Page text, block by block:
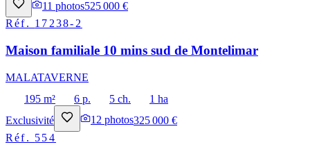
11 photos525 000 €
Réf. 17238-2
Maison familiale 10 mins sud de Montelimar
MALATAVERNE
195 m²
6 p. 5 ch.
1 ha
Exclusivité
12 photos325 000 €
Réf. 554